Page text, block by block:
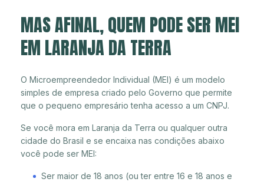
MAS AFINAL, QUEM PODE SER MEI
EM LARANJA DA TERRA
O Microempreendedor Individual (MEI) é um modelo
simples de empresa criado pelo Governo que permite
que o pequeno empresário tenha acesso a um CNPJ.
Se você mora em Laranja da Terra ou qualquer outra
cidade do Brasil e se encaixa nas condições abaixo
você pode ser MEI:
Ser maior de 18 anos (ou ter entre 16 e 18 anos e